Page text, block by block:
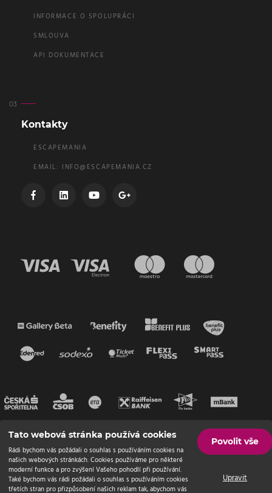
INFORMACE O SPOLUPRÁCI
SMLOUVA
API DOKUMENTACE
Kontakty
ESCAPEMANIA
EMAIL: INFO@ESCAPEMANIA.CZ
Tato webová stránka používá cookies
Rádi bychom vás požádali o souhlas s používáním cookies na
našich webových stránkách. Cookies používáme pro některé
moderní funkce a pro zvýšení Vašeho pohodlí při používání.
Také bychom vás rádi požádali o souhlas s používáním cookies
třetích stran pro přizpůsobení našich reklam tak, abychom vás
Povolit vše
Upravit